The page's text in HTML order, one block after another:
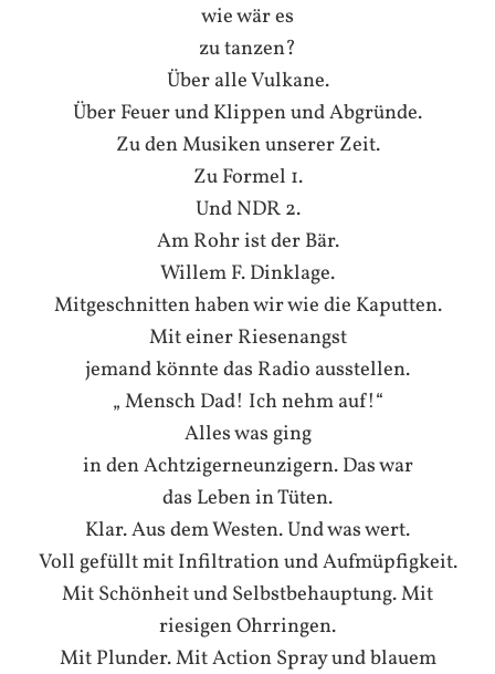
wie wär es
zu tanzen?
Über alle Vulkane.
Über Feuer und Klippen und Abgründe.
Zu den Musiken unserer Zeit.
Zu Formel 1.
Und NDR 2.
Am Rohr ist der Bär.
Willem F. Dinklage.
Mitgeschnitten haben wir wie die Kaputten.
Mit einer Riesenangst
jemand könnte das Radio ausstellen.
„ Mensch Dad! Ich nehm auf!“
Alles was ging
in den Achtzigerneunzigern.Das war
das Leben in Tüten.
Klar. Aus dem Westen. Und was wert.
Voll gefüllt mit Infiltration und Aufmüpfigkeit.
Mit Schönheit und Selbstbehauptung. Mit
riesigen Ohrringen.
Mit Plunder. Mit Action Spray und blauem